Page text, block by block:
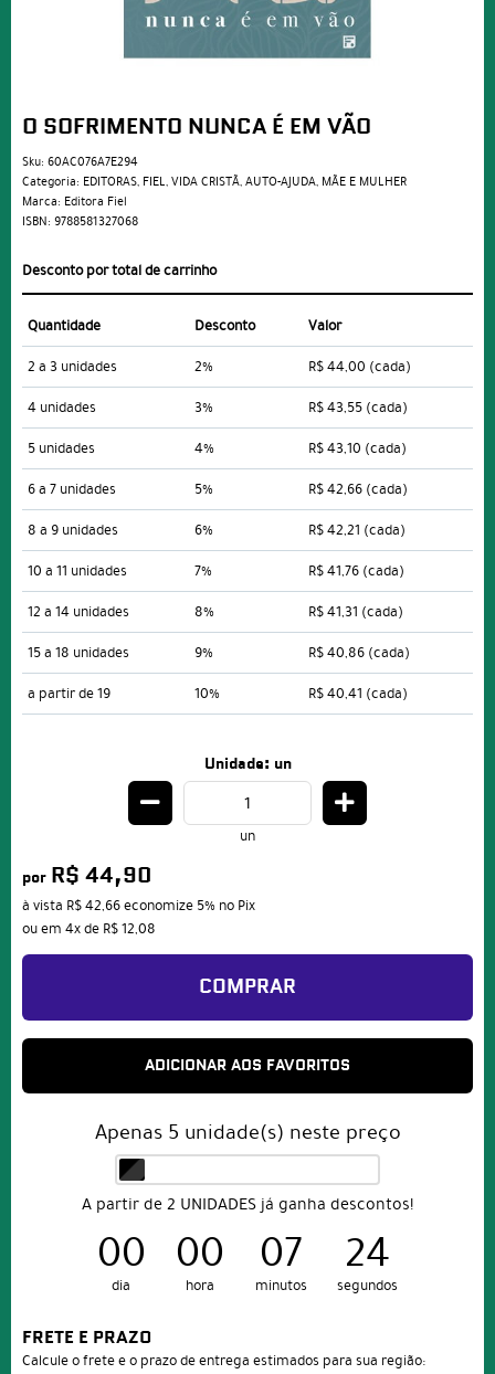
O SOFRIMENTO NUNCA É EM VÃO
Sku: 60AC076A7E294
Categoria: EDITORAS, FIEL,VIDA CRISTÃ,AUTO-AJUDA, MÃE E MULHER
Marca: Editora Fiel
ISBN: 9788581327068
Desconto por total de carrinho
Quantidade Desconto
Valor
2 a 3 unidades
2% R$ 44,00 (cada)
4 unidades
3% R$ 43,55 (cada)
5 unidades
4% R$ 43,10 (cada)
6 a 7 unidades
5% R$ 42,66 (cada)
8 a 9 unidades
6% R$ 42,21 (cada)
10 a 11 unidades
7% R$ 41,76 (cada)
12 a 14 unidades
8% R$ 41,31 (cada)
15 a 18 unidades
9% R$ 40,86 (cada)
a partir de 19
10% R$ 40,41 (cada)
Unidade: un
un
por R$ 44,90
à vista R$ 42,66economize 5% no Pix
ou em 4xde R$ 12,08
COMPRAR
ADICIONAR AOS FAVORITOS
Apenas 5 unidade(s) neste preço
A partir de 2 UNIDADES já ganha descontos!
00
dia
00
hora
07
minutos
24
segundos
FRETE E PRAZO
Calcule o frete e o prazo de entrega estimados para sua região: